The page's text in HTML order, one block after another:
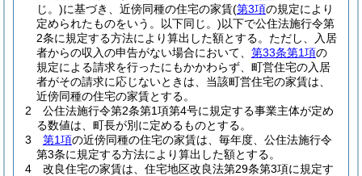
じ。)に基づき、近傍同種の住宅の家賃(第3項の規定により
定められたものをいう。以下同じ。)以下で公住法施行令第
2条に規定する方法により算出した額とする。 ただし、入居
者からの収入の申告がない場合において、 第33条第1項の
規定による請求を行ったにもかかわらず、町営住宅の入居
者がその請求に応じないときは、当該町営住宅の家賃は、
近傍同種の住宅の家賃とする。
2
公住法施行令第2条第1項第4号に規定する事業主体が定め
る数値は、町長が別に定めるものとする。
3
第1項の近傍同種の住宅の家賃は、毎年度、公住法施行令
第3条に規定する方法により算出した額とする。
4
改良住宅の家賃は、住宅地区改良法第29条第3項に規定す